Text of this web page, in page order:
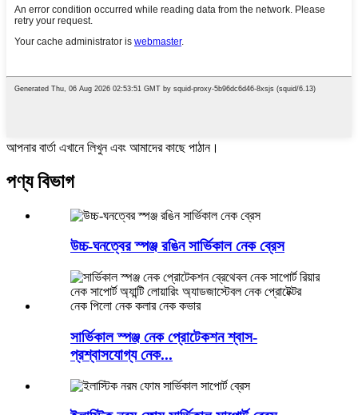
আপনার বার্তা এখানে লিখুন এবং আমাদের কাছে পাঠান।
পণ্য বিভাগ
উচ্চ-ঘনত্বের স্পঞ্জ রঙিন সার্ভিকাল নেক ব্রেস
সার্ভিকাল স্পঞ্জ নেক প্রোটেকশন শ্বাস-
প্রশ্বাসযোগ্য নেক...